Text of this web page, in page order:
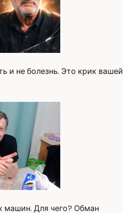
и не болезнь. Это крик вашей
машин. Для чего? Обман